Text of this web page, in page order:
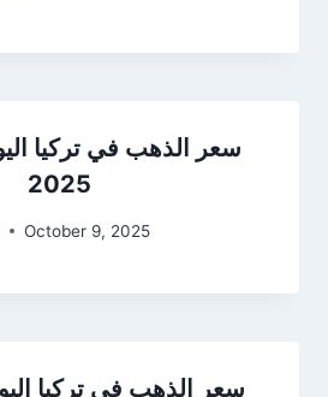
2025
October 9, 2025